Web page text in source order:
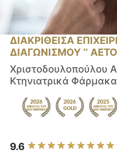
ΔΙΑΚΡΙΘΕΙΣΑ
ΔΙΑΓΩΝΙΣΜΟΥ ‘’ ΑΕΤΟΙ
Χριστοδουλοπούλου
Κτηνιατρικά
9.6